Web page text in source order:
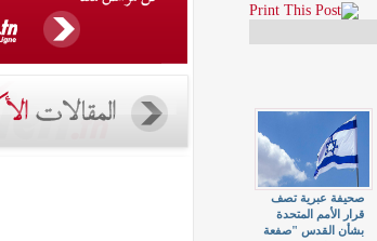
صحيفة عبرية تصف
قرار الأمم المتحدة
بشأن القدس "صفعة